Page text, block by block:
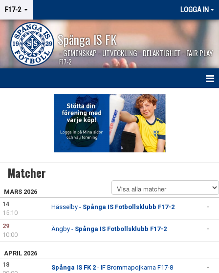
F17-2 LOGGA IN
Spånga IS FK
- GEMENSKAP - UTVECKLING - DELAKTIGHET - FAIR PLAY
F17-2
Matcher
MARS 2026
14
15:10
Hässelby - Spånga IS Fotbollsklubb F17-2 -
29
10:00
Ängby - Spånga IS Fotbollsklubb F17-2 -
APRIL 2026
18
Spånga IS FK 2 - IF Brommapojkarna F17-8 -